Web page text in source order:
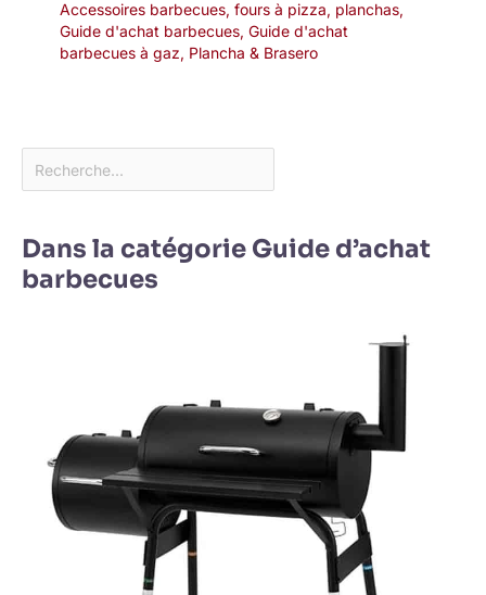
Accessoires barbecues, fours à pizza, planchas,
Guide d'achat barbecues, Guide d'achat
barbecues à gaz, Plancha & Brasero
Dans la catégorie Guide d’achat
barbecues